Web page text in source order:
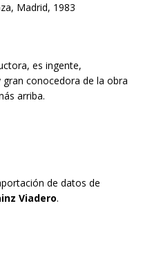
Madrid, 1983
es ingente,
conocedora de la obra
arriba.
de datos de
Viadero.